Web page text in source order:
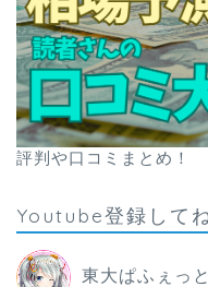
評判や口コミまとめ！
Youtube登録してね
東大ぱふぇっ